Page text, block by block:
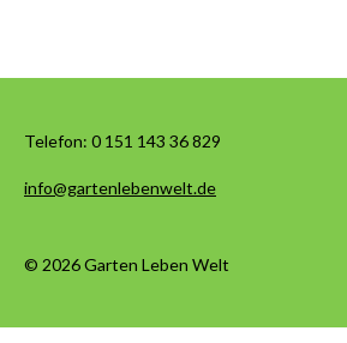
Telefon: 0 151 143 36 829
info@gartenlebenwelt.de
© 2026 Garten Leben Welt